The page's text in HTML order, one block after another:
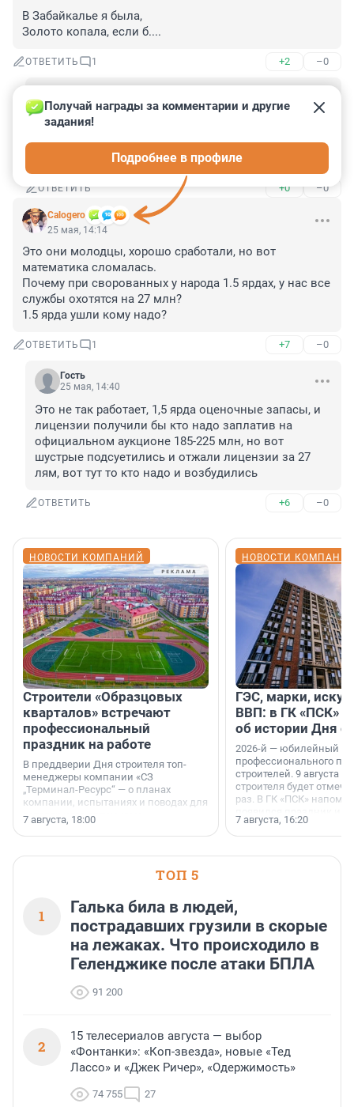
В Забайкалье я была,
Золото копала, если б....
ОТВЕТИТЬ 1 +2 –0
25 мая, 15:13
Совершенно верно! Я на лето часто там бываю и
старателям там работаю...никому не говорю, где
ОТВЕТИТЬ +0 –0
Calogero
Получай награды за комментарии и другие
задания!
Подробнее в профиле
25 мая, 14:14
Это они молодцы, хорошо сработали, но вот
математика сломалась.
Почему при сворованных у народа 1.5 ярдах, у нас все
службы охотятся на 27 млн?
1.5 ярда ушли кому надо?
ОТВЕТИТЬ 1 +7 –0
Гость
25 мая, 14:40
Это не так работает, 1,5 ярда оценочные запасы, и
лицензии получили бы кто надо заплатив на
официальном аукционе 185-225 млн, но вот
шустрые подсуетились и отжали лицензии за 27
лям, вот тут то кто надо и возбудились
ОТВЕТИТЬ +6 –0
НОВОСТИ КОМПАНИЙ
Строители «Образцовых
кварталов» встречают
профессиональный
праздник на работе
В преддверии Дня строителя топ-
менеджеры компании «СЗ
„Терминал-Ресурс“ — о планах
компании, испытаниях и поводах для
осторожного оптимизма.
7 августа, 18:00
НОВОСТИ
ГЭС, марки,
ВВП: в ГК «ПСК»
об истории Дня
2026-й — юбилейный
профессионального
строителей. 9 августа
строителя будет
раз. В ГК «ПСК»
поменялась роль
7 августа, 16:20
ТОП 5
1
Галька била в людей,
пострадавших грузили в скорые
на лежаках. Что происходило в
Геленджике после атаки БПЛА
91 200
2
15 телесериалов августа — выбор
«Фонтанки»: «Коп-звезда», новые «Тед
Лассо» и «Джек Ричер», «Одержимость»
74 755 27